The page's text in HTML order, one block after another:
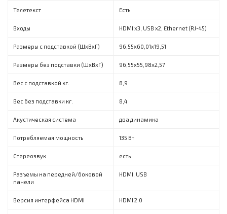
Телетекст Есть
Входы HDMI x3, USB x2, Ethernet (RJ-45)
Размеры с подставкой (ШxВxГ) 96,55х60,01х19,51
Размеры без подставки (ШxВxГ) 96,55х55,98х2,57
Вес с подставкой кг. 8,9
Вес без подставки кг. 8,4
Акустическая система два динамика
Потребляемая мощность 135 Вт
Стереозвук есть
Разъемы на передней/боковой
панели
HDMI, USB
Версия интерфейса HDMI HDMI 2.0